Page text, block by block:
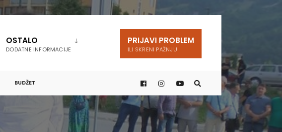
OSTALO
DODATNE INFORMACIJE
PRIJAVI PROBLEM
ILI SKRENI PAŽNJU
BUDŽET